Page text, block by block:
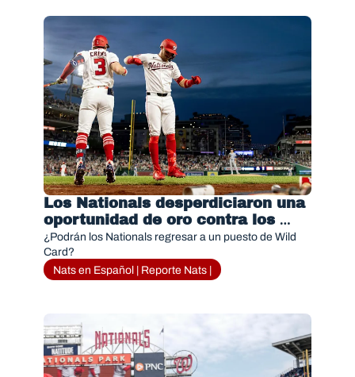
Los Nationals desperdiciaron una
oportunidad de oro contra los
Rays y ahora necesitan
imponerse a los Phillies
¿Podrán los Nationals regresar a un puesto de Wild
Card?
Nats en Español | Reporte Nats |